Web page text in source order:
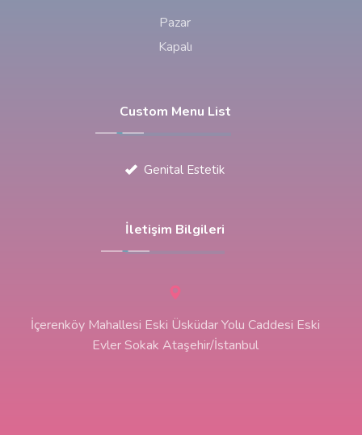
Pazar
Kapalı
Custom Menu List
Genital Estetik
İletişim Bilgileri
İçerenköy Mahallesi Eski Üsküdar Yolu Caddesi Eski
Evler Sokak Ataşehir/İstanbul